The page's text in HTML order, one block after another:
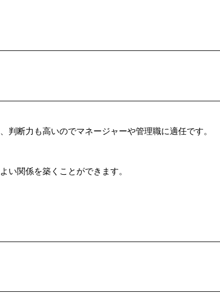
断力も高いのでマネージャーや管理職に適任です。
い関係を築くことができます。